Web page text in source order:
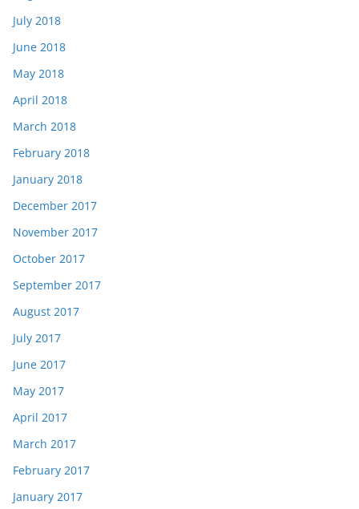
July 2018
June 2018
May 2018
April 2018
March 2018
February 2018
January 2018
December 2017
November 2017
October 2017
September 2017
August 2017
July 2017
June 2017
May 2017
April 2017
March 2017
February 2017
January 2017